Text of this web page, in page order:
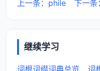
上一条：phile 下一
继续学习
词根词缀词典总览 词